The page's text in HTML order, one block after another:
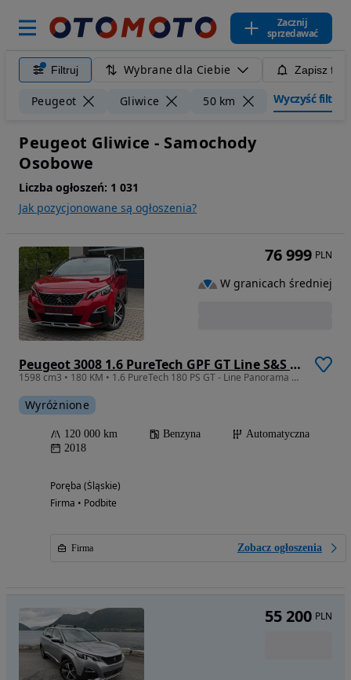
Zacznij
sprzedawać
Filtruj Wybrane dla Ciebie Zapisz
Peugeot Gliwice 50 km Wyczyść filtry
Peugeot Gliwice - Samochody
Osobowe
Liczba ogłoszeń: 1 031
Jak pozycjonowane są ogłoszenia?
Peugeot 3008 1.6 PureTech GPF GT Line S&S EAT8
1598 cm3 • 180 KM • 1.6 PureTech 180 PS GT - Line Panorama Full LED El. Fotele Kamera BDB!
Wyróżnione
120 000 km Benzyna
Automatyczna
2018
Poręba (Śląskie)
Firma • Podbite
Firma Zobacz ogłoszenia
76 999 PLN
W granicach średniej
55 200 PLN